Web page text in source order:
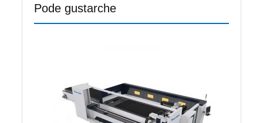
Pode gustarche